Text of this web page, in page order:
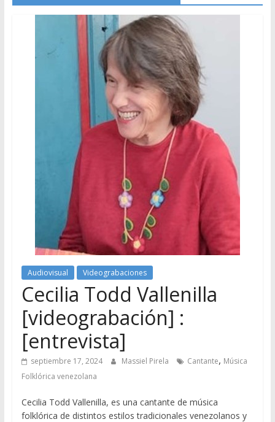
Audiovisual Videograbaciones
Cecilia Todd Vallenilla
[videograbación] :
[entrevista]
septiembre 17, 2024 Massiel Pirela Cantante, Música
Folklórica venezolana
Cecilia Todd Vallenilla, es una cantante de música
folklórica de distintos estilos tradicionales venezolanos y